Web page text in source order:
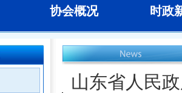
协会概况 时政
山东省人民